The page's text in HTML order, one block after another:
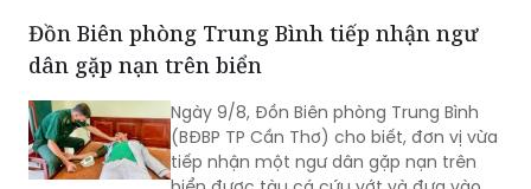
Đồn Biên phòng Trung Bình tiếp nhận ngư
dân gặp nạn trên biển
Ngày 9/8, Đồn Biên phòng Trung Bình
(BĐBP TP Cần Thơ) cho biết, đơn vị vừa
tiếp nhận một ngư dân gặp nạn trên